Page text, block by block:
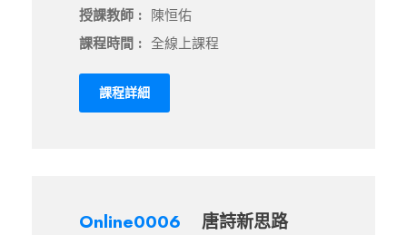
授課教師 : 陳恒佑
課程時間 : 全線上課程
課程詳細
Online0006 唐詩新思路